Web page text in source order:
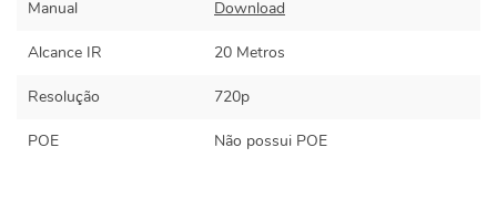
Manual Download
Alcance IR 20 Metros
Resolução 720p
POE Não possui POE